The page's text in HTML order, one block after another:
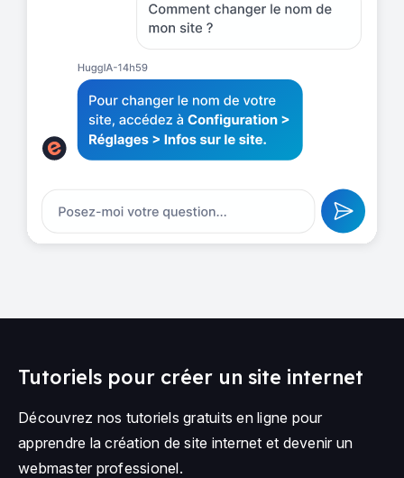
Tutoriels pour créer un site internet
Découvrez nos tutoriels gratuits en ligne pour
apprendre la création de site internet et devenir un
webmaster professionel.